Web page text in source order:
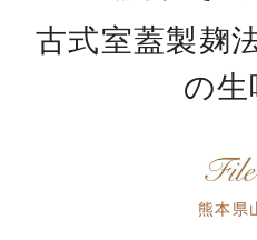
古式室蓋製麹
の生
熊本県